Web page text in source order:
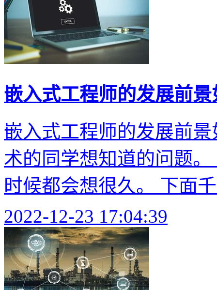
嵌入式工程师的发展前景
嵌入式工程师的发展前
术的同学想知道的问题
时候都会想很久。 下面
2022-12-23 17:04:39